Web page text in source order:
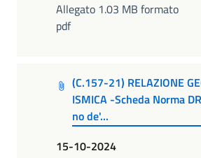
Allegato 1.03 MB formato
pdf
(C.157-21) RELAZIONE
ISMICA -Scheda Norma
no de'...
15-10-2024